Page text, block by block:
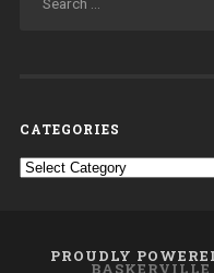
CATEGORIES
Categories
PROUDLY
BASKERVILLE